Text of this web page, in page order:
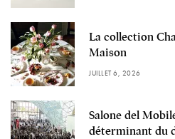
La collection
Maison
JUILLET 6, 2026
Salone del
déterminant du